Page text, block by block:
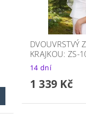
DVOUVRSTVÝ
KRAJKOU: ZS-
14 dní
1 339 Kč